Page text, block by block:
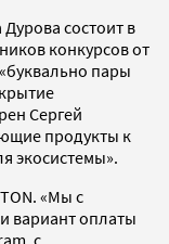
состоит в
конкурсов от
пары
Сергей
продукты к
экосистемы».
«Мы с
вариант оплаты
с